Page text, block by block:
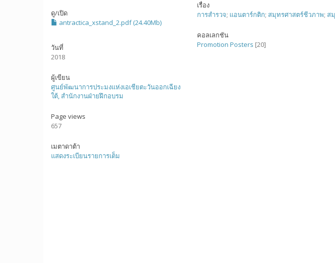
ดู/เปิด
antractica_xstand_2.pdf (24.40Mb)
วันที่
2018
ผู้เขียน
ศูนย์พัฒนาการประมงแห่งเอเชียตะวันออกเฉียง
ใต้, สำนักงานฝ่ายฝึกอบรม
Page views
657
เมตาดาต้า
แสดงระเบียนรายการเต็ม
เรื่อง
การสำรวจ; แอนตาร์กติก; สมุทรศาสตร์ชีวภาพ; ส
คอลเลกชัน
Promotion Posters [20]